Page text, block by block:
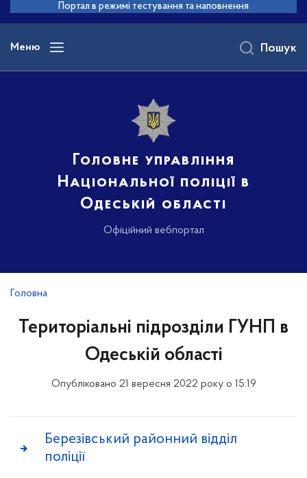
основного
вмісту
Портал в режимі тестування та наповнення
Меню
Головне управління
Національної поліції в
Одеській області
Офіційний вебпортал
Пошук
Головна
Територіальні підрозділи ГУНП в
Одеській області
Опубліковано 21 вересня 2022 року о 15:19
Березівський районний відділ
поліції